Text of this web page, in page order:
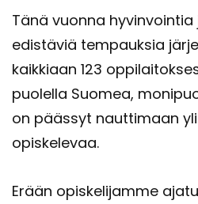
Tänä vuon­na
edis­tä­viä tem­pauk­sia
kaik­ki­aan 123
puo­lel­la Suo­mea,
on pääs­syt naut­ti­maan
opis­ke­le­vaa.
Erään opis­ke­li­jam­me